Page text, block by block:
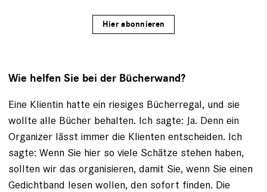
Hier abonnieren
Wie helfen Sie bei der Bücherwand?
Eine Klientin hatte ein riesiges Bücher­regal, und sie
wollte alle Bücher behalten. Ich sagte: Ja. Denn ein
Organizer lässt ­immer die Klienten entscheiden. Ich
sagte: Wenn Sie hier so viele Schätze stehen haben,
sollten wir das organisieren, damit Sie, wenn Sie einen
Gedichtband lesen wollen, den sofort finden. Die